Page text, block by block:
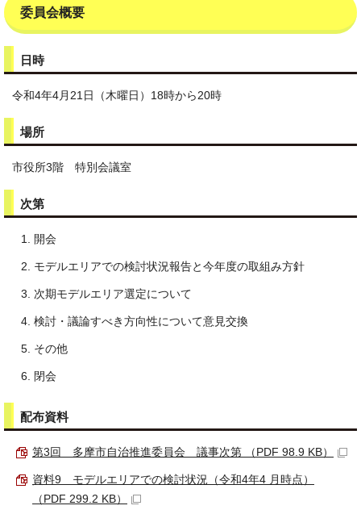
委員会概要
日時
令和4年4月21日（木曜日）18時から20時
場所
市役所3階 特別会議室
次第
開会
モデルエリアでの検討状況報告と今年度の取組み方針
次期モデルエリア選定について
検討・議論すべき方向性について意見交換
その他
閉会
配布資料
第3回 多摩市自治推進委員会 議事次第 （PDF 98.9 KB）
資料9 モデルエリアでの検討状況（令和4年4 月時点）
（PDF 299.2 KB）